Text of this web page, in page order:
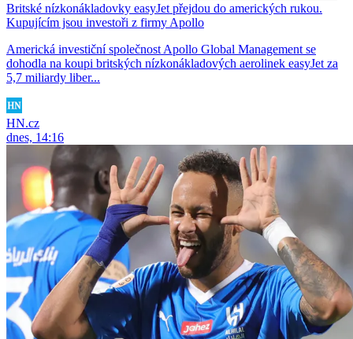
Britské nízkonákladovky easyJet přejdou do amerických rukou.
Kupujícím jsou investoři z firmy Apollo
Americká investiční společnost Apollo Global Management se
dohodla na koupi britských nízkonákladových aerolinek easyJet za
5,7 miliardy liber...
HN.cz
dnes, 14:16